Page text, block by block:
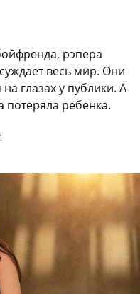
рэпера
весь мир. Они
глазах у публики. А
потеряла ребенка.